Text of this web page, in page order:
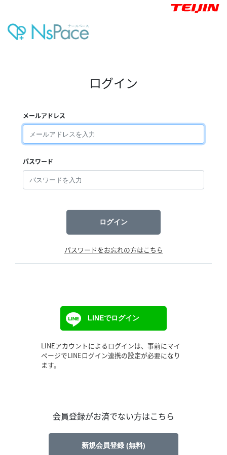
ログイン
メールアドレス
パスワード
ログイン
パスワードをお忘れの方はこちら
LINEでログイン
LINEアカウントによるログインは、事前にマイ
ページでLINEログイン連携の設定が必要になり
ます。
会員登録がお済でない方はこちら
新規会員登録 (無料)